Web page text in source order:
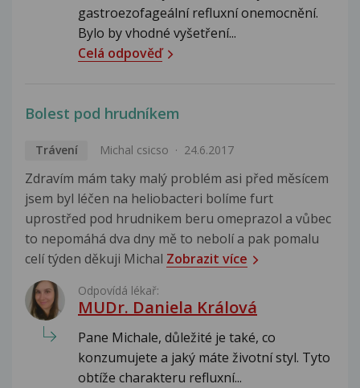
gastroezofageální refluxní onemocnění.
Bylo by vhodné vyšetření...
Celá odpověď
Bolest pod hrudníkem
Trávení Michal csicso 24.6.2017
Zdravím mám taky malý problém asi před měsícem
jsem byl léčen na heliobacteri bolíme furt
uprostřed pod hrudnikem beru omeprazol a vůbec
to nepomáhá dva dny mě to nebolí a pak pomalu
celí týden děkuji Michal Zobrazit více
Odpovídá lékař:
MUDr. Daniela Králová
Pane Michale, důležité je také, co
konzumujete a jaký máte životní styl. Tyto
obtíže charakteru refluxní...